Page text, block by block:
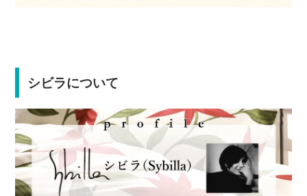
シビラについて